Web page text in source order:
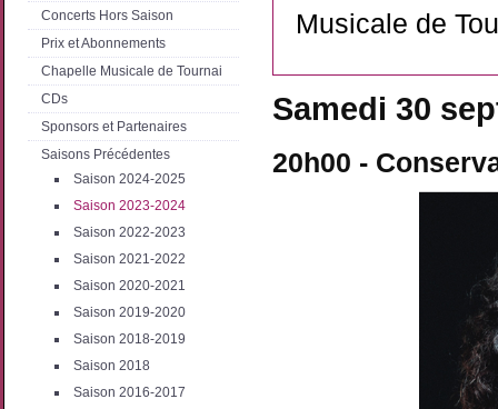
Concerts Hors Saison
Prix et Abonnements
Chapelle Musicale de Tournai
CDs
Sponsors et Partenaires
Saisons Précédentes
Saison 2024-2025
Saison 2023-2024
Saison 2022-2023
Saison 2021-2022
Saison 2020-2021
Saison 2019-2020
Saison 2018-2019
Saison 2018
Saison 2016-2017
Musicale de
Samedi 30
20h00 -